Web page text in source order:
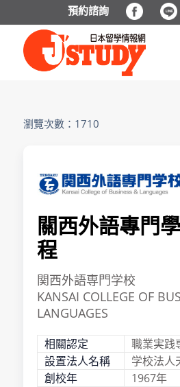
預約諮詢
瀏覽次數：1710
關西外語專門
程
関西外語専門学校
KANSAI COLLEGE OF
LANGUAGES
相關認定
職業実践
設置法人名稱
学校法人
創校年
1967年